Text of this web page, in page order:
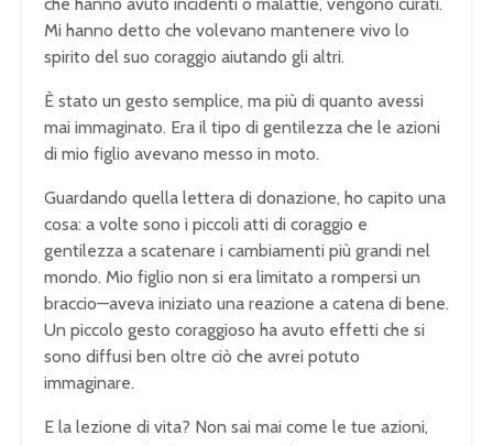
Mi hanno detto che volevano mantenere vivo lo
spirito del suo coraggio aiutando gli altri.
È stato un gesto semplice, ma più di quanto avessi
mai immaginato. Era il tipo di gentilezza che le azioni
di mio figlio avevano messo in moto.
Guardando quella lettera di donazione, ho capito una
cosa: a volte sono i piccoli atti di coraggio e
gentilezza a scatenare i cambiamenti più grandi nel
mondo. Mio figlio non si era limitato a rompersi un
braccio—aveva iniziato una reazione a catena di bene.
Un piccolo gesto coraggioso ha avuto effetti che si
sono diffusi ben oltre ciò che avrei potuto
immaginare.
E la lezione di vita? Non sai mai come le tue azioni,